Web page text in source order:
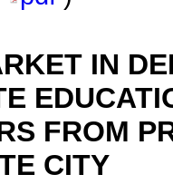
IN
FROM
CITY